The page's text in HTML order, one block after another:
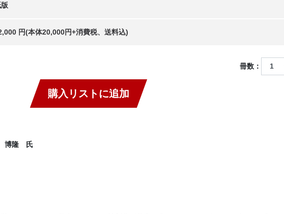
円(本体20,000円+消費税、送料込)
冊数：
購入リストに追加
博隆 氏